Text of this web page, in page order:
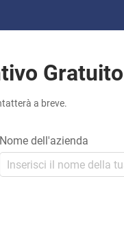
Gratuito
a breve.
Nome dell'azienda